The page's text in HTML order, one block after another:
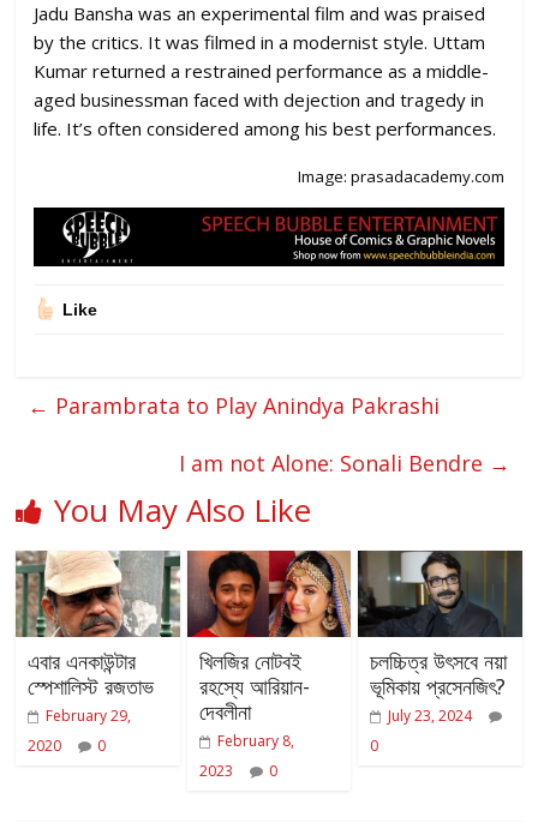
Jadu Bansha was an experimental film and was praised
by the critics. It was filmed in a modernist style. Uttam
Kumar returned a restrained performance as a middle-
aged businessman faced with dejection and tragedy in
life. It’s often considered among his best performances.
Image: prasadacademy.com
Like
← Parambrata to Play Anindya Pakrashi
I am not Alone: Sonali Bendre →
You May Also Like
এবার এনকাউন্টার
স্পেশালিস্ট রজতাভ
February 29,
2020
0
খিলজির নোটবই
রহস্যে আরিয়ান-
দেবলীনা
February 8,
2023
0
চলচ্চিত্র উৎসবে নয়া
ভূমিকায় প্রসেনজিৎ?
July 23, 2024
0